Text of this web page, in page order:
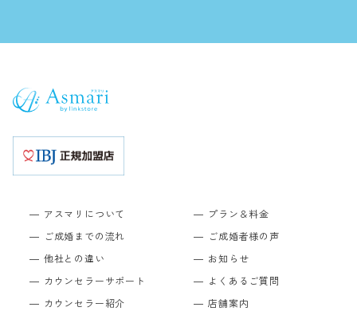
アスマリについて
ご成婚までの流れ
他社との違い
カウンセラーサポート
カウンセラー紹介
プラン＆料金
ご成婚者様の声
お知らせ
よくあるご質問
店舗案内